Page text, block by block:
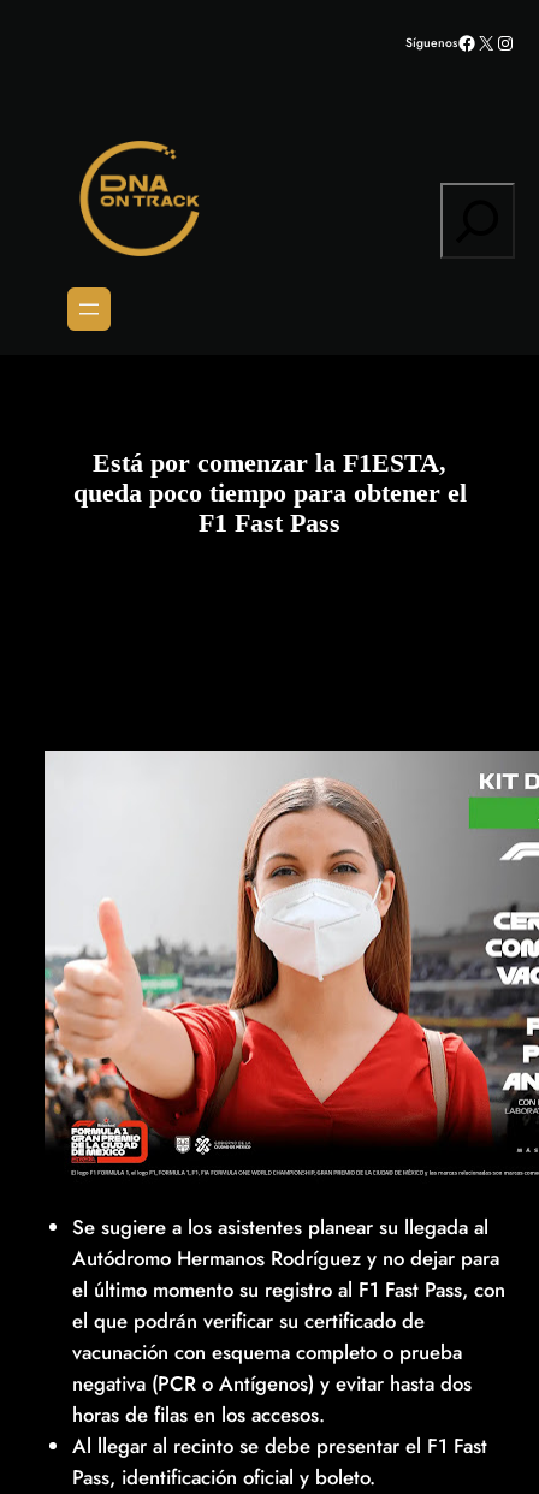
SíguenosFacebook
X
Está por comenzar la F1ESTA,
queda poco tiempo para obtener el
F1 Fast Pass
Se sugiere a los asistentes planear su llegada al
Autódromo Hermanos Rodríguez y no dejar para
el último momento su registro al F1 Fast Pass, con
el que podrán verificar su certificado de
vacunación con esquema completo o prueba
negativa (PCR o Antígenos) y evitar hasta dos
horas de filas en los accesos.
Al llegar al recinto se debe presentar el F1 Fast
Pass, identificación oficial y boleto.